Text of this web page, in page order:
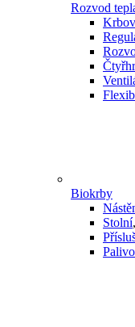
Rozvod
Biokrby
Stolní,